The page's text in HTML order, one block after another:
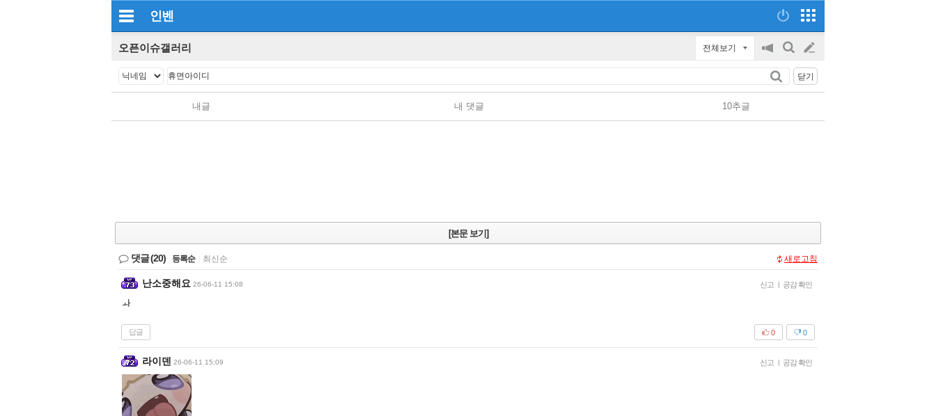
인벤
오픈이슈갤러리 전체보기
공
지
on/off
검
글
쓰
닫기
내글 내 댓글 10추글
[본문 보기]
댓글(20) 등록순 최신순 새로고침
난소중해요 26-06-11 15:08 신고 | 공감 확인
ㅘ
답글 0
0
라이덴 26-06-11 15:09 신고 | 공감 확인